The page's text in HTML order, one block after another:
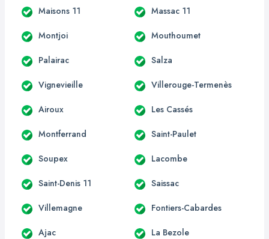
Maisons 11 Massac 11
Montjoi Mouthoumet
Palairac Salza
Vignevieille Villerouge-Termenès
Airoux Les Cassés
Montferrand Saint-Paulet
Soupex Lacombe
Saint-Denis 11 Saissac
Villemagne Fontiers-Cabardes
Ajac La Bezole